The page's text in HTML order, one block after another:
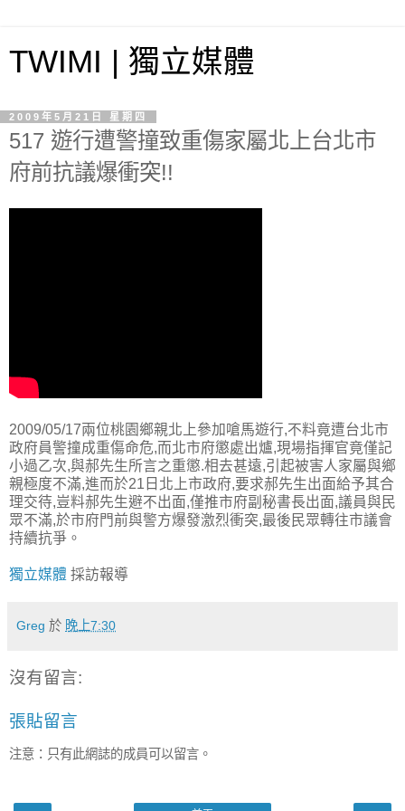
TWIMI | 獨立媒體
2009年5月21日 星期四
517 遊行遭警撞致重傷家屬北上台北市
府前抗議爆衝突!!
2009/05/17兩位桃園鄉親北上參加嗆馬遊行,不料竟遭台北市
政府員警撞成重傷命危,而北市府懲處出爐,現場指揮官竟僅記
小過乙次,與郝先生所言之重懲.相去甚遠,引起被害人家屬與鄉
親極度不滿,進而於21日北上市政府,要求郝先生出面給予其合
理交待,豈料郝先生避不出面,僅推市府副秘書長出面,議員與民
眾不滿,於市府門前與警方爆發激烈衝突,最後民眾轉往市議會
持續抗爭。
獨立媒體 採訪報導
Greg 於 晚上7:30
沒有留言:
張貼留言
注意：只有此網誌的成員可以留言。